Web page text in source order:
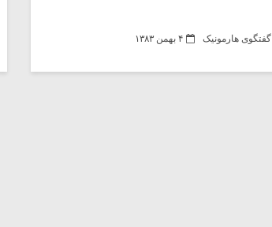
گفتگوی هارمونیک ۴ بهمن ۱۳۸۳